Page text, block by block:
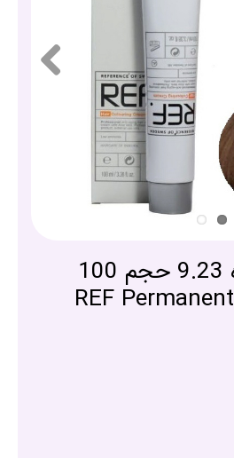
رنگ مو رف شماره 9.23 حجم 100
میلی لیتر (بیرچ)-REF Permanent